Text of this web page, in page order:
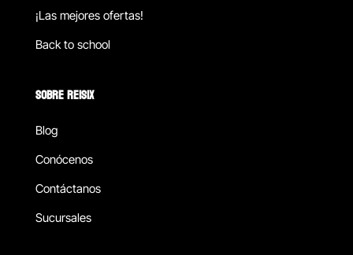
¡Las mejores ofertas!
Back to school
SOBRE REISIX
Blog
Conócenos
Contáctanos
Sucursales